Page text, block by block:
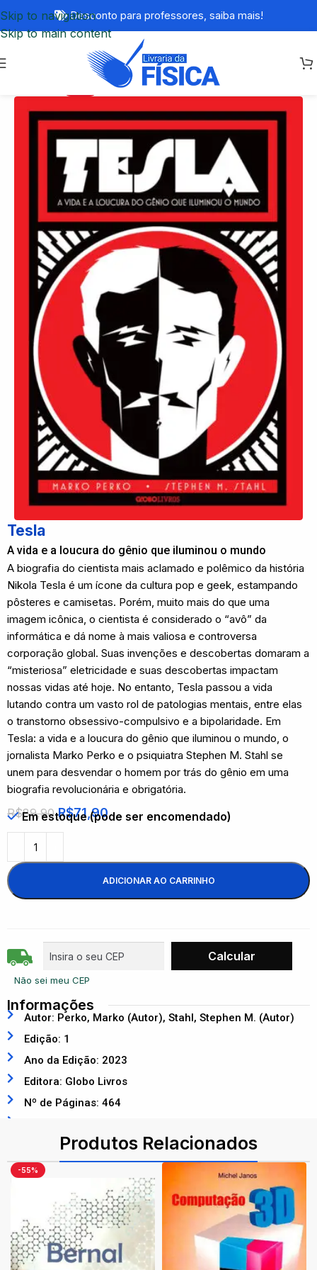
Skip to navigation
Skip to main content
Desconto para professores, saiba mais!
Tesla
A vida e a loucura do gênio que iluminou o mundo
A biografia do cientista mais aclamado e polêmico da história
Nikola Tesla é um ícone da cultura pop e geek, estampando
pôsteres e camisetas. Porém, muito mais do que uma
imagem icônica, o cientista é considerado o “avô” da
informática e dá nome à mais valiosa e controversa
corporação global. Suas invenções e descobertas domaram a
“misteriosa” eletricidade e suas descobertas impactam
nossas vidas até hoje. No entanto, Tesla passou a vida
lutando contra um vasto rol de patologias mentais, entre elas
o transtorno obsessivo-compulsivo e a bipolaridade. Em
Tesla: a vida e a loucura do gênio que iluminou o mundo, o
jornalista Marko Perko e o psiquiatra Stephen M. Stahl se
unem para desvendar o homem por trás do gênio em uma
biografia revolucionária e obrigatória.
R$89,90 R$71,90
Em estoque (pode ser encomendado)
ADICIONAR AO CARRINHO
Não sei meu CEP
Informações
Autor: Perko, Marko (Autor), Stahl, Stephen M. (Autor)
Edição: 1
Ano da Edição: 2023
Editora: Globo Livros
Nº de Páginas: 464
Produtos Relacionados
-55%